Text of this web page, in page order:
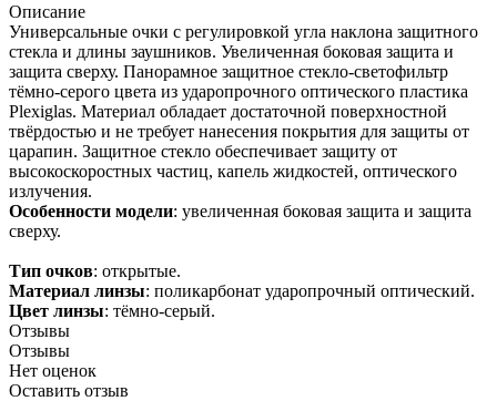
Описание
Универсальные очки с регулировкой угла наклона защитного
стекла и длины заушников. Увеличенная боковая защита и
защита сверху. Панорамное защитное стекло-светофильтр
тёмно-серого цвета из ударопрочного оптического пластика
Plexiglas. Материал обладает достаточной поверхностной
твёрдостью и не требует нанесения покрытия для защиты от
царапин. Защитное стекло обеспечивает защиту от
высокоскоростных частиц, капель жидкостей, оптического
излучения.
Особенности модели: увеличенная боковая защита и защита
сверху.
Тип очков: открытые.
Материал линзы: поликарбонат ударопрочный оптический.
Цвет линзы: тёмно-серый.
Отзывы
Отзывы
Нет оценок
Оставить отзыв